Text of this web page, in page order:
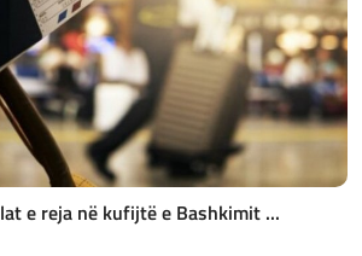
e reja në kufijtë e Bashkimit ...